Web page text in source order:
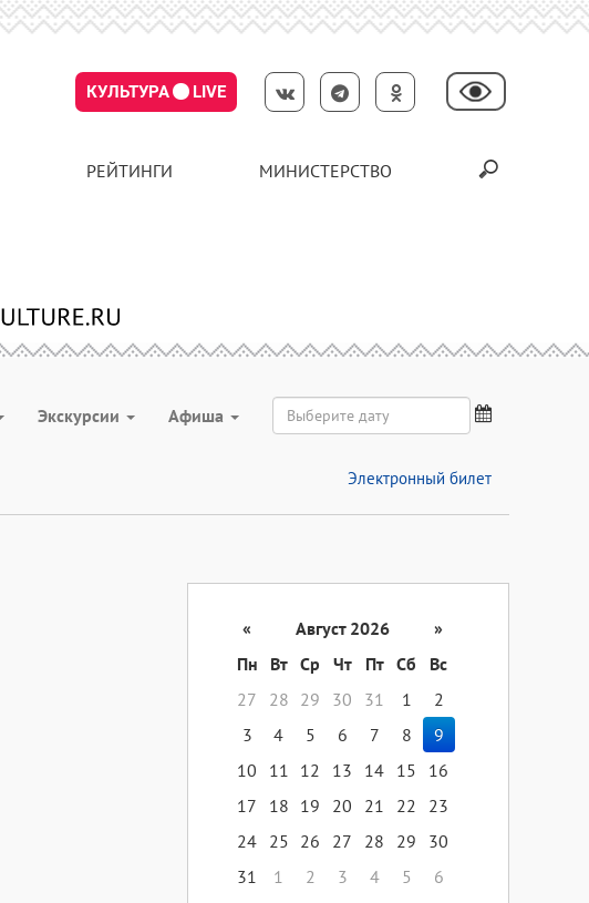
КУЛЬТУРА LIVE
РЕЙТИНГИ МИНИСТЕРСТВО
Экскурсии Aфиша
Электронный билет
« Август 2026
»
Пн
Вт Ср Чт Пт Сб
Вс
27
28 29 30 31 1
2
3
4 5 6 7 8
9
10
11 12 13 14 15
16
17
18 19 20 21 22
23
24 25 26 27 28 29
30
31
1 2 3 4 5 6